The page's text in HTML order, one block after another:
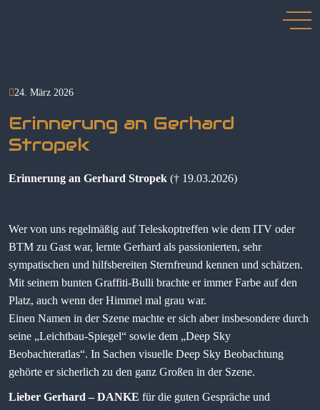
24. März 2026
Erinnerung an Gerhard
Stropek
Erinnerung an Gerhard Stropek († 19.03.2026)
Wer von uns regelmäßig auf Teleskoptreffen wie dem ITV oder
BTM zu Gast war, lernte Gerhard als passionierten, sehr
sympatischen und hilfsbereiten Sternfreund kennen und schätzen.
Mit seinem bunten Graffiti-Bulli brachte er immer Farbe auf den
Platz, auch wenn der Himmel mal grau war.
Einen Namen in der Szene machte er sich aber insbesondere durch
seine „Leichtbau-Spiegel“ sowie dem „Deep Sky
Beobachteratlas“. In Sachen visuelle Deep Sky Beobachtung
gehörte er sicherlich zu den ganz Großen in der Szene.
Lieber Gerhard – DANKE für die guten Gespräche und